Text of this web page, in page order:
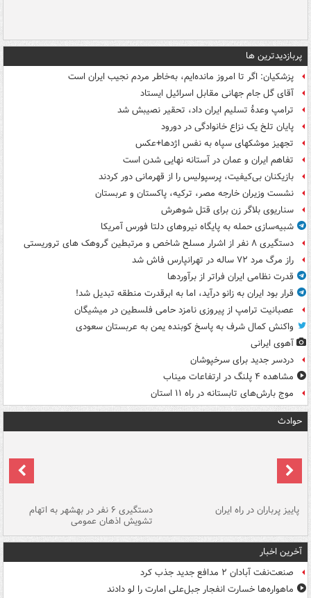
پربازدیدترین ها
پزشکیان: اگر تا امروز مانده‌ایم، به‌خاطر مردم نجیب ایران است
آقای گل جام جهانی مقابل اسرائیل ایستاد
ترامپ وعدۀ تسلیم ایران داد، تحقیر نصیبش شد
پایان تلخ یک نزاع خانوادگی در دورود
تجهیز موشکهای سپاه به نفس اژدها+عکس
تفاهم ایران و عمان در آستانه نهایی شدن است
بازیکنان بی‌کیفیت، پرسپولیس را از قهرمانی دور کردند
نشست وزیران خارجه مصر، ترکیه، پاکستان و عربستان
سناریوی بلاگر زن برای قتل شوهرش
شبیه‌سازی حمله به پایگاه نیروهای دلتا فورس آمریکا
دستگیری ۸ نفر از اشرار مسلح شاخص و مرتبطین گروهک های تروریستی
راز مرگ مرد ۷۲ ساله در تهرانپارس فاش شد
قدرت نظامی ایران فراتر از برآوردها
قرار بود ایران به زانو درآید، اما به ابرقدرت منطقه تبدیل شد!
عصبانیت ترامپ از پیروزی نامزد حامی فلسطین در میشیگان
واکنش کمال شرف به پاسخ کوبنده یمن به عربستان سعودی
آهوی ایرانی
دردسر جدید برای سرخپوشان
مشاهده ۴ پلنگ در ارتفاعات میناب
موج بارش‌های تابستانه در راه ۱۱ استان
حوادث
پاییز پرباران در راه ایران دستگیری ۶ نفر در بهشهر به اتهام
تشویش اذهان عمومی
آخرین اخبار
صنعت‌نفت آبادان ۲ مدافع جدید جذب کرد
ماهواره‌ها خسارت انفجار جبل‌علی امارت را لو دادند